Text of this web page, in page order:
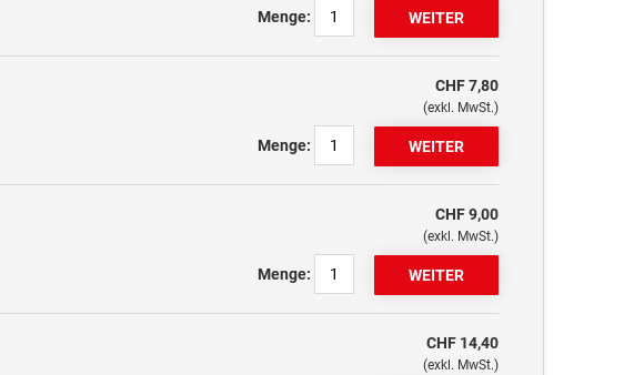
Menge:
CHF 7,80
(exkl. MwSt.)
Menge:
CHF 9,00
(exkl. MwSt.)
Menge:
CHF 14,40
(exkl. MwSt.)